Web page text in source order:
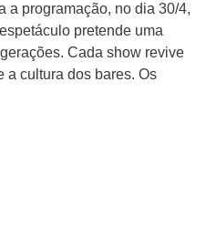
a programação, no dia 30/4,
pretende uma
Cada show revive
a cultura dos bares. Os